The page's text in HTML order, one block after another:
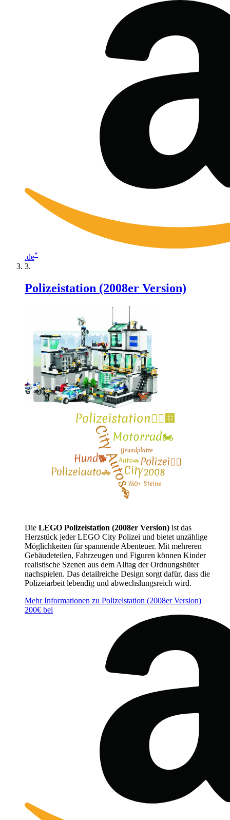
.de*
Polizeistation (2008er Version)
Die LEGO Polizeistation (2008er Version) ist das
Herzstück jeder LEGO City Polizei und bietet unzählige
Möglichkeiten für spannende Abenteuer. Mit mehreren
Gebäudeteilen, Fahrzeugen und Figuren können Kinder
realistische Szenen aus dem Alltag der Ordnungshüter
nachspielen. Das detailreiche Design sorgt dafür, dass die
Polizeiarbeit lebendig und abwechslungsreich wird.
Mehr Informationen zu Polizeistation (2008er Version)
200€ bei